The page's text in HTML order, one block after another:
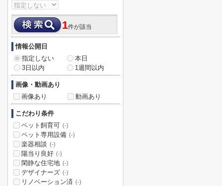
1件が該当
情報公開日
指定しない
本日
3日以内
1週間以内
画像・動画あり
画像あり
動画あり
こだわり条件
ペット飼育可 (-)
ペット専用設備 (-)
楽器相談 (-)
陽当り良好 (-)
閑静な住宅地 (-)
デザイナーズ (-)
リノベーション済 (-)